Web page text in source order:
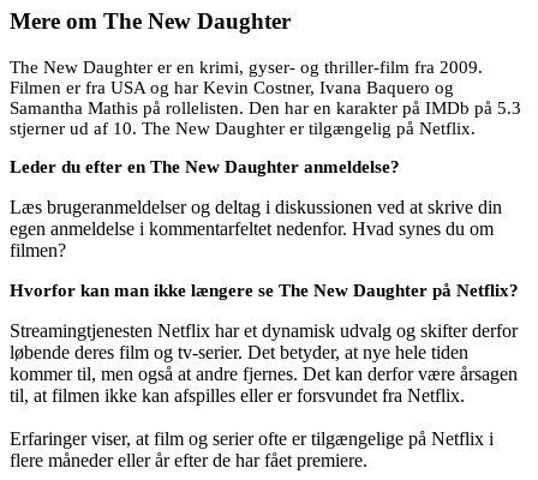
Mere om The New Daughter
The New Daughter er en krimi, gyser- og thriller-film fra 2009.
Filmen er fra USA og har Kevin Costner, Ivana Baquero og
Samantha Mathis på rollelisten. Den har en karakter på IMDb på 5.3
stjerner ud af 10. The New Daughter er tilgængelig på Netflix.
Leder du efter en The New Daughter anmeldelse?
Læs brugeranmeldelser og deltag i diskussionen ved at skrive din
egen anmeldelse i kommentarfeltet nedenfor. Hvad synes du om
filmen?
Hvorfor kan man ikke længere se The New Daughter på Netflix?
Streamingtjenesten Netflix har et dynamisk udvalg og skifter derfor
løbende deres film og tv-serier. Det betyder, at nye hele tiden
kommer til, men også at andre fjernes. Det kan derfor være årsagen
til, at filmen ikke kan afspilles eller er forsvundet fra Netflix.
Erfaringer viser, at film og serier ofte er tilgængelige på Netflix i
flere måneder eller år efter de har fået premiere.